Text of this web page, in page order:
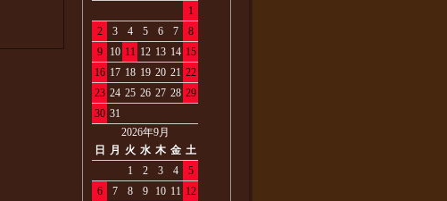
1
2
3 4 5 6 7
8
9
10 11 12 13 14 15
16 17 18 19 20 21 22
23 24 25 26 27 28 29
30 31
2026年9月
日
月 火 水 木 金 土
1
2 3 4
5
6
7 8 9 10 11 12